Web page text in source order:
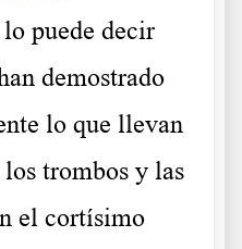
puede decir
demostrado
lo que llevan
trombos y las
el cortísimo